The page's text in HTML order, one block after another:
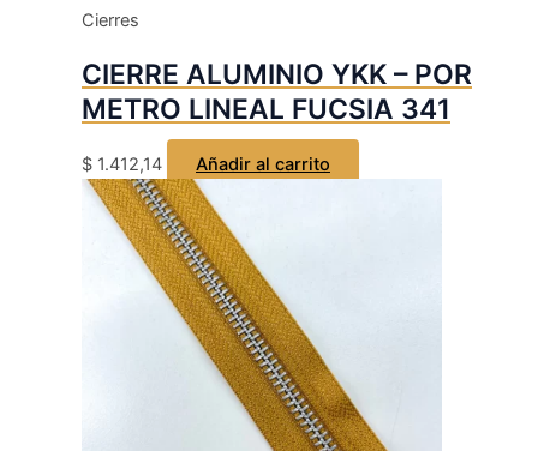
Cierres
CIERRE ALUMINIO YKK – POR
METRO LINEAL FUCSIA 341
$ 1.412,14 Añadir al carrito